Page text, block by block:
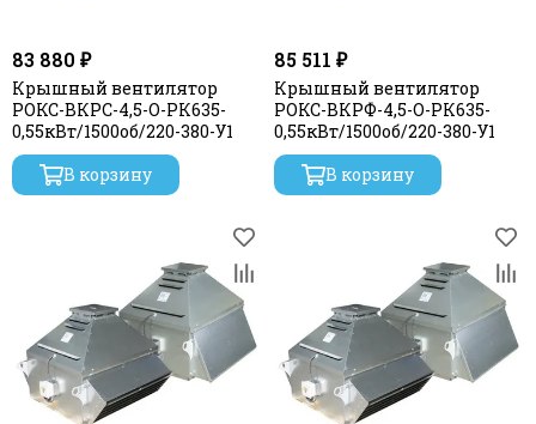
83 880 ₽
Крышный вентилятор
РОКС-ВКРС-4,5-О-РК635-
0,55кВт/1500об/220-380-У1
В корзину
85 511 ₽
Крышный вентилятор
РОКС-ВКРФ-4,5-О-РК635-
0,55кВт/1500об/220-380-У1
В корзину